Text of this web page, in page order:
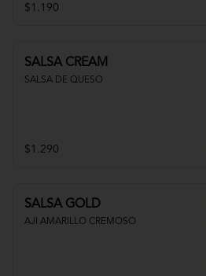
$1.190
SALSA CREAM
SALSA DE QUESO
$1.290
SALSA GOLD
AJI AMARILLO CREMOSO